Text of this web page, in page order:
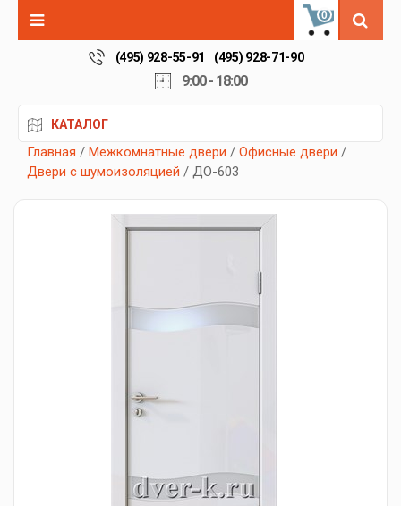
0
(495) 928-55-91 (495) 928-71-90
9:00 - 18:00
КАТАЛОГ
Главная / Межкомнатные двери / Офисные двери /
Двери с шумоизоляцией / ДО-603